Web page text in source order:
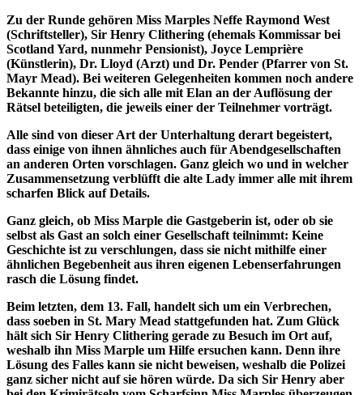
Zu der Runde gehören Miss Marples Neffe Raymond West
(Schriftsteller), Sir Henry Clithering (ehemals Kommissar bei
Scotland Yard, nunmehr Pensionist), Joyce Lemprière
(Künstlerin), Dr. Lloyd (Arzt) und Dr. Pender (Pfarrer von St.
Mayr Mead). Bei weiteren Gelegenheiten kommen noch andere
Bekannte hinzu, die sich alle mit Elan an der Auflösung der
Rätsel beteiligten, die jeweils einer der Teilnehmer vorträgt.
Alle sind von dieser Art der Unterhaltung derart begeistert,
dass einige von ihnen ähnliches auch für Abendgesellschaften
an anderen Orten vorschlagen. Ganz gleich wo und in welcher
Zusammensetzung verblüfft die alte Lady immer alle mit ihrem
scharfen Blick auf Details.
Ganz gleich, ob Miss Marple die Gastgeberin ist, oder ob sie
selbst als Gast an solch einer Gesellschaft teilnimmt: Keine
Geschichte ist zu verschlungen, dass sie nicht mithilfe einer
ähnlichen Begebenheit aus ihren eigenen Lebenserfahrungen
rasch die Lösung findet.
Beim letzten, dem 13. Fall, handelt sich um ein Verbrechen,
dass soeben in St. Mary Mead stattgefunden hat. Zum Glück
hält sich Sir Henry Clithering gerade zu Besuch im Ort auf,
weshalb ihn Miss Marple um Hilfe ersuchen kann. Denn ihre
Lösung des Falles kann sie nicht beweisen, weshalb die Polizei
ganz sicher nicht auf sie hören würde. Da sich Sir Henry aber